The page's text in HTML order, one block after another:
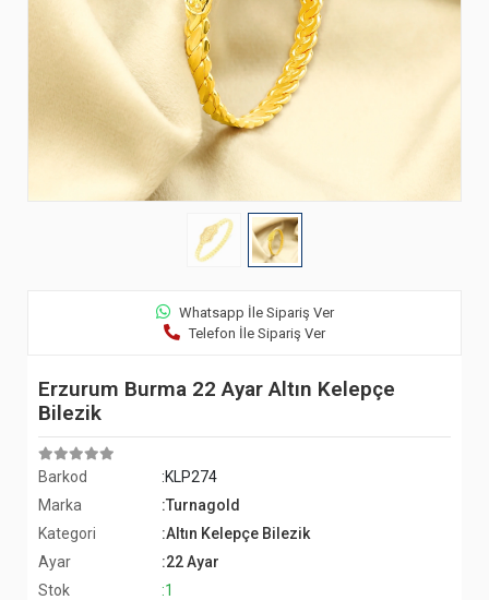
Whatsapp İle Sipariş Ver
Telefon İle Sipariş Ver
Erzurum Burma 22 Ayar Altın Kelepçe
Bilezik
Barkod
:KLP274
Marka
:Turnagold
Kategori
:Altın Kelepçe Bilezik
Ayar
:22 Ayar
Stok
:1